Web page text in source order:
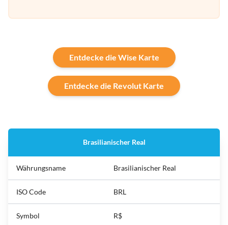
Entdecke die Wise Karte
Entdecke die Revolut Karte
Brasilianischer Real
Währungsname Brasilianischer Real
ISO Code BRL
Symbol R$